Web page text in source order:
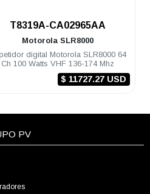
T8319A-CA02965AA
Motorola SLR8000
digital Motorola SLR8000 64
Ch 100 Watts VHF 136-174 Mhz
$ 11727.27 USD
PV